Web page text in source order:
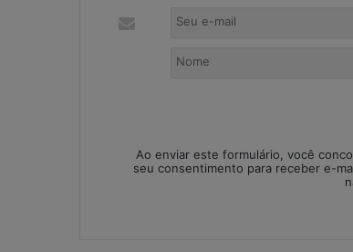
Ao enviar este formulário, você
seu consentimento para receber e-